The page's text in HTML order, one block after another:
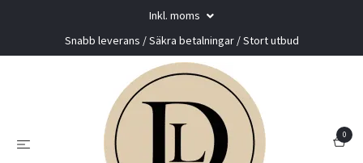
Inkl. moms
Snabb leverans / Säkra betalningar / Stort utbud
0